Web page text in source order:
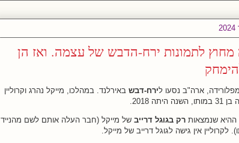
מחוץ לתמונות ירח-הדבש של עצמה. ואז הן
מפלורידה, ארה"ב נסעו לירח-דבש באירלנד. במהלכו, מייקל נהרג וקרוליין
2018.
ההיא שנמצאות רק בגוגל דרייב של מייקל (חבר העלה אותם לשם מהנייד
לקרוליין אין גישה לגוגל דרייב של מייקל.